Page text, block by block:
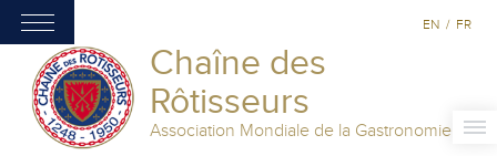
Chaîne des
Rôtisseurs
Association Mondiale de la Gastronomie
EN / FR